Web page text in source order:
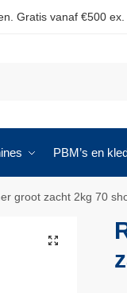
Gratis vanaf €500 ex.
PBM’s en
groot zacht 2kg 70
🔍